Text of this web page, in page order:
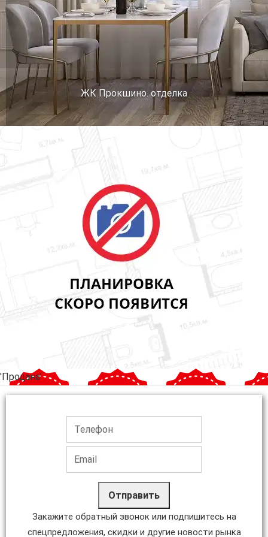
ЖК Прокшино. отделка
'Продана'
Отправить
Закажите обратный звонок или подпишитесь на
спецпредложения, скидки и другие новости рынка